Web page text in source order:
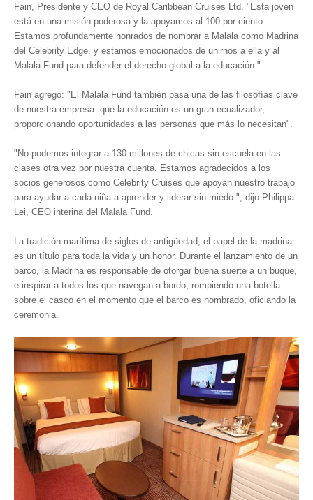
Fain, Presidente y CEO de Royal Caribbean Cruises Ltd. "Esta joven
está en una misión poderosa y la apoyamos al 100 por ciento.
Estamos profundamente honrados de nombrar a Malala como Madrina
del Celebrity Edge, y estamos emocionados de unirnos a ella y al
Malala Fund para defender el derecho global a la educación ".
Fain agregó: "El Malala Fund también pasa una de las filosofías clave
de nuestra empresa: que la educación es un gran ecualizador,
proporcionando oportunidades a las personas que más lo necesitan".
"No podemos integrar a 130 millones de chicas sin escuela en las
clases otra vez por nuestra cuenta. Estamos agradecidos a los
socios generosos como Celebrity Cruises que apoyan nuestro trabajo
para ayudar a cada niña a aprender y liderar sin miedo ", dijo Philippa
Lei, CEO interina del Malala Fund.
La tradición marítima de siglos de antigüedad, el papel de la madrina
es un título para toda la vida y un honor. Durante el lanzamiento de un
barco, la Madrina es responsable de otorgar buena suerte a un buque,
e inspirar a todos los que navegan a bordo, rompiendo una botella
sobre el casco en el momento que el barco es nombrado, oficiando la
ceremonia.